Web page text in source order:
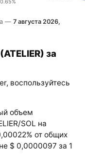
—7 августа 2026,
за
воспользуйтесь
объем
SOL на
от общих
$ 0,0000097 за 1